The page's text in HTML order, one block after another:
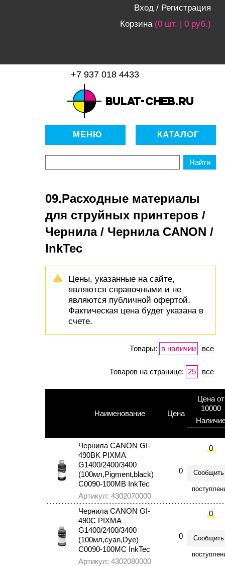
Вход / Регистрация
Корзина (0 шт. | 0 руб.)
материалы для копировально-
множительной техники
+7 937 018 4433
МЕНЮ КАТАЛОГ
09.Расходные материалы
для струйных принтеров /
Чернила / Чернила CANON /
InkTec
Цены, указанные на сайте,
являются справочными и не
являются публичной офертой.
Фактическая цена будет указана в
счете.
Товары: в наличии все
Товаров на странице: 25 все
Наименование Цена
Цена от
10000
Чернила CANON GI-
490BK PIXMA
G1400/2400/3400
(100мл,Pigment,black)
C0090-100MB InkTec
Артикул: 4302070000
0
0
Сообщить
Чернила CANON GI-
490C PIXMA
G1400/2400/3400
(100мл,cyan,Dye)
C0090-100MC InkTec
Артикул: 4302080000
0
0
Сообщить